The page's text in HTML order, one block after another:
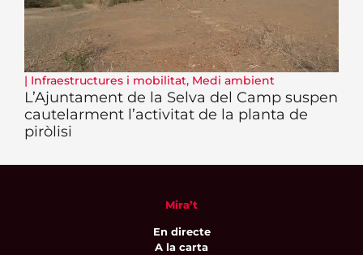
| Infraestructures i mobilitat, Medi ambient
L’Ajuntament de la Selva del Camp suspen
cautelarment l’activitat de la planta de
piròlisi
Mira’t
En directe
A la carta